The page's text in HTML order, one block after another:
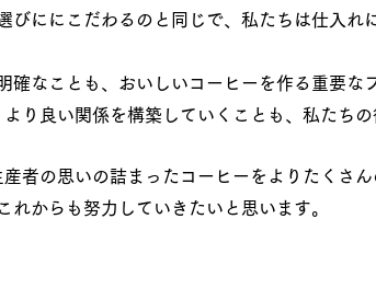
びににこだわるのと同じで、私たちは仕入れ
確なことも、おいしいコーヒーを作る重要な
り良い関係を構築していくことも、私たちの
者の思いの詰まったコーヒーをよりたくさん
これからも​努力していきたいと思います。